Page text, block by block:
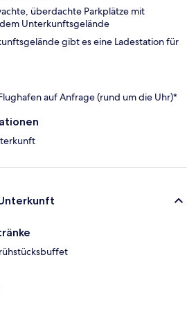
überdachte Parkplätze mit
Unterkunftsgelände
gibt es eine Ladestation für
auf Anfrage (rund um die Uhr)*